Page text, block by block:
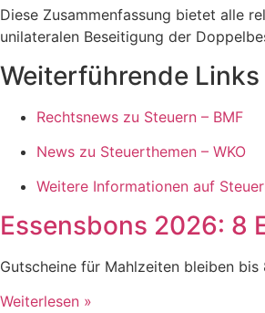
Diese Zusammenfassung bietet alle
unilateralen Beseitigung der
Weiterführende Links
Rechtsnews zu Steuern – BMF
News zu Steuerthemen – WKO
Weitere Informationen auf
Essensbons 2026: 8
Gutscheine für Mahlzeiten bleiben
Weiterlesen »